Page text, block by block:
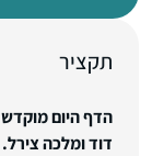
תקציר
הדף היום מוקדש
דוד ומלכה